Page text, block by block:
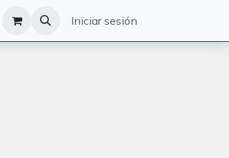
Iniciar sesión